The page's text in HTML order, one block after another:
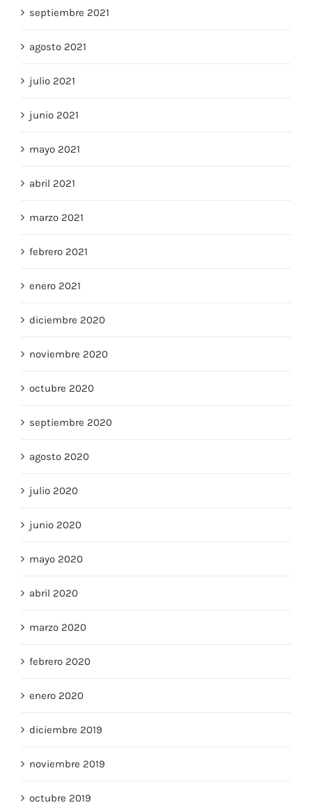
septiembre 2021
agosto 2021
julio 2021
junio 2021
mayo 2021
abril 2021
marzo 2021
febrero 2021
enero 2021
diciembre 2020
noviembre 2020
octubre 2020
septiembre 2020
agosto 2020
julio 2020
junio 2020
mayo 2020
abril 2020
marzo 2020
febrero 2020
enero 2020
diciembre 2019
noviembre 2019